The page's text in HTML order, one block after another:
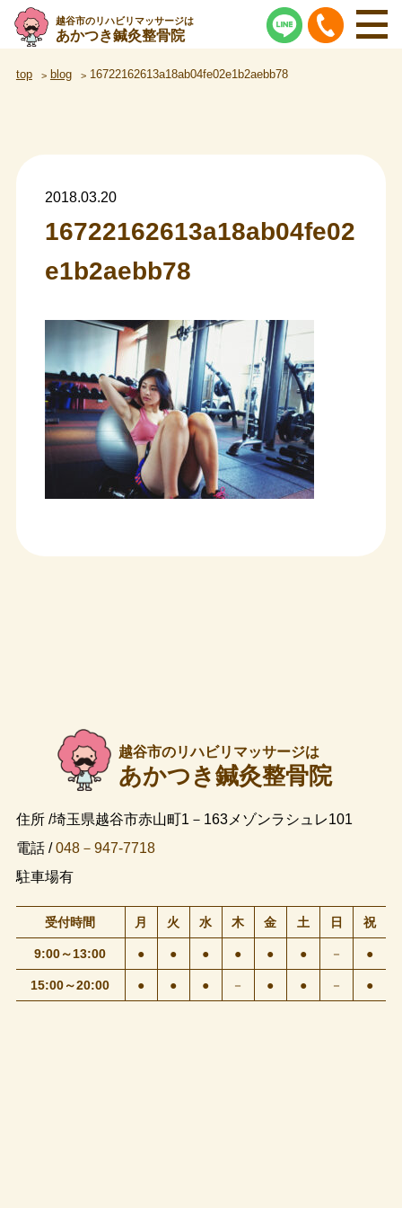
越谷市のリハビリマッサージは
あかつき鍼灸整骨院
top blog 16722162613a18ab04fe02e1b2aebb78
2018.03.20
16722162613a18ab04fe02
e1b2aebb78
越谷市のリハビリマッサージは
あかつき鍼灸整骨院
住所 /埼玉県越谷市赤山町1－163メゾンラシュレ101
電話 /048－947-7718
駐車場有
受付時間 月 火 水 木 金 土 日 祝
9:00～13:00 ● ● ● ● ● ● － ●
15:00～20:00 ● ● ● － ● ● － ●